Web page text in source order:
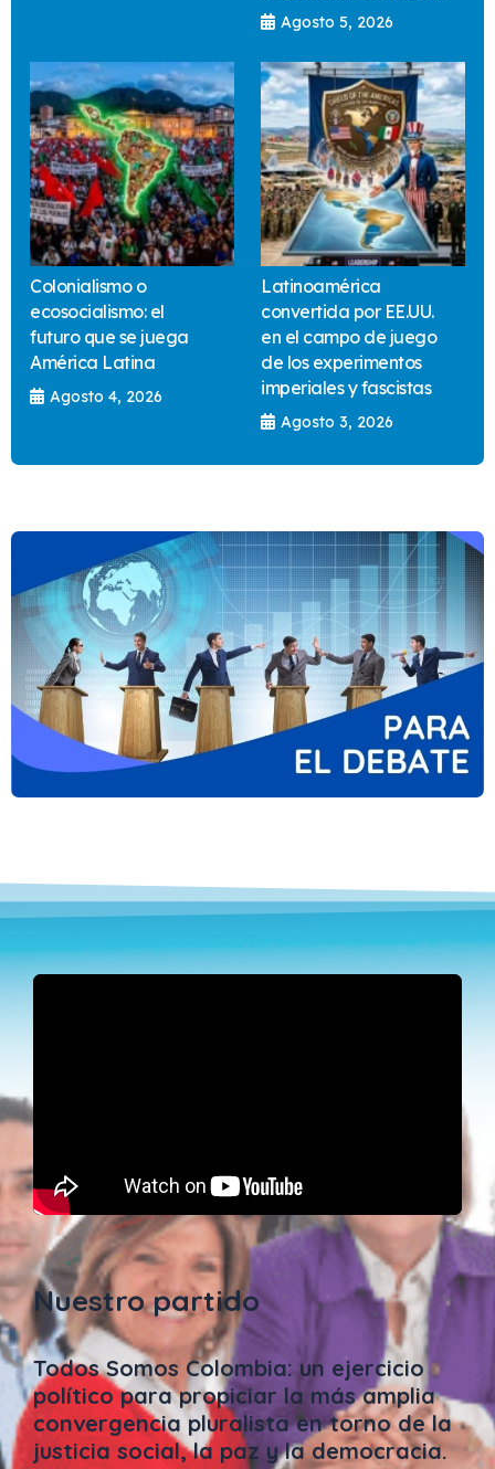
Agosto 5, 2026
Colonialismo o
ecosocialismo: el
futuro que se juega
América Latina
Agosto 4, 2026
Latinoamérica
convertida por EE.UU.
en el campo de juego
de los experimentos
imperiales y fascistas
Agosto 3, 2026
Nuestro partido
Todos Somos Colombia: un ejercicio
político para propiciar la más amplia
convergencia pluralista en torno de la
justicia social, la paz y la democracia.